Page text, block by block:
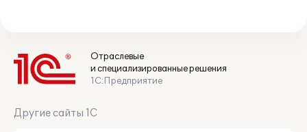
Отраслевые
и специализированные решения
1С:Предприятие
Другие сайты 1С